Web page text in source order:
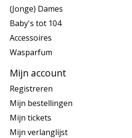
(Jonge) Dames
Baby's tot 104
Accessoires
Wasparfum
Mijn account
Registreren
Mijn bestellingen
Mijn tickets
Mijn verlanglijst